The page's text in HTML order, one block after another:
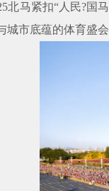
北马紧扣“人民?
城市底蕴的体育盛